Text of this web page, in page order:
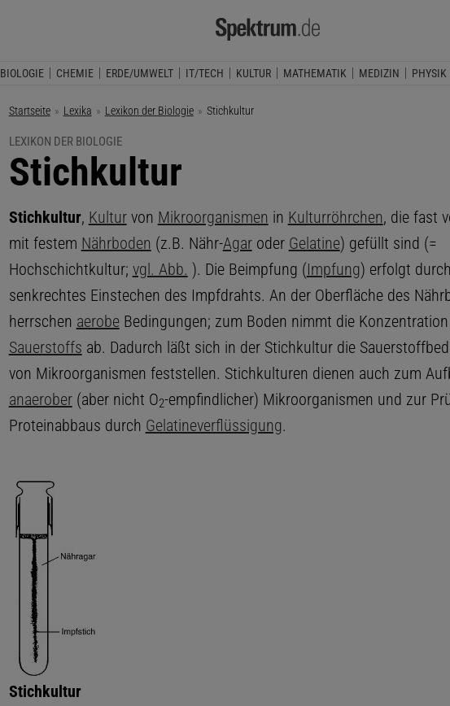
BIOLOGIE CHEMIE ERDE/UMWELT IT/TECH KULTUR MATHEMATIK MEDIZIN PHYSIK
Startseite Lexika Lexikon der Biologie Aktuelle Seite:
Stichkultur
LEXIKON DER BIOLOGIE
:
Stichkultur
Stichkultur, Kulturvon Mikroorganismen in Kulturröhrchen, die fast
mit festem Nährboden (z.B. Nähr-Agaroder Gelatine) gefüllt sind (=
Hochschichtkultur; vgl. Abb. ). Die Beimpfung (Impfung) erfolgt
senkrechtes Einstechen des Impfdrahts. An der Oberfläche des
herrschen aerobeBedingungen; zum Boden nimmt die
Sauerstoffs ab. Dadurch läßt sich in der Stichkultur die
von Mikroorganismen feststellen. Stichkulturen dienen auch zum
anaerober(aber nicht O2-empfindlicher) Mikroorganismen und zur
Proteinabbaus durch Gelatineverflüssigung.
Stichkultur